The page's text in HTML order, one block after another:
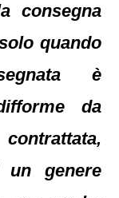
consegna
quando
è
da
un genere